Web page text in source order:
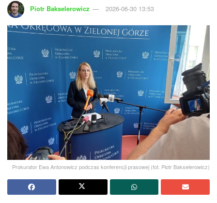
Piotr Bakselerowicz 2026-06-30 13:53
Prokurator Ewa Antonowicz podczas konferencji prasowej (fot. Piotr Bakselerowicz)